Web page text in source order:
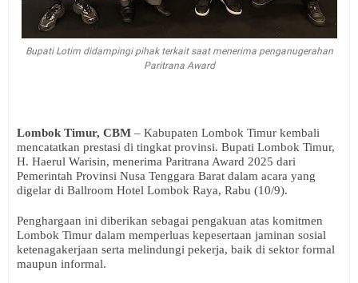
Bupati Lotim didampingi pihak terkait saat menerima penganugerahan
Paritrana Award
Lombok Timur, CBM – Kabupaten Lombok Timur kembali
mencatatkan prestasi di tingkat provinsi. Bupati Lombok Timur,
H. Haerul Warisin, menerima Paritrana Award 2025 dari
Pemerintah Provinsi Nusa Tenggara Barat dalam acara yang
digelar di Ballroom Hotel Lombok Raya, Rabu (10/9).
Penghargaan ini diberikan sebagai pengakuan atas komitmen
Lombok Timur dalam memperluas kepesertaan jaminan sosial
ketenagakerjaan serta melindungi pekerja, baik di sektor formal
maupun informal.